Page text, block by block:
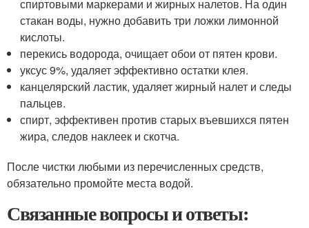
спиртовыми маркерами и жирных налетов. На один
стакан воды, нужно добавить три ложки лимонной
кислоты.
перекись водорода, очищает обои от пятен крови.
уксус 9%, удаляет эффективно остатки клея.
канцелярский ластик, удаляет жирный налет и следы
пальцев.
спирт, эффективен против старых въевшихся пятен
жира, следов наклеек и скотча.
После чистки любыми из перечисленных средств,
обязательно промойте места водой.
Связанные вопросы и ответы: